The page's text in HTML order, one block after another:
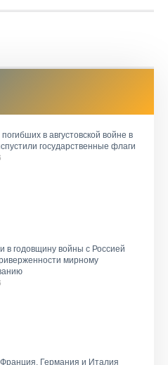
в августовской войне в
государственные флаги
в годовщину войны с Россией
мирному
Германия и Италия